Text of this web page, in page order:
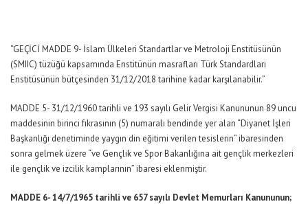
“GEÇİCİ MADDE 9- İslam Ülkeleri Standartlar ve Metroloji Enstitüsünün
(SMIIC) tüzüğü kapsamında Enstitünün masrafları Türk Standardları
Enstitüsünün bütçesinden 31/12/2018 tarihine kadar karşılanabilir.”
MADDE 5- 31/12/1960 tarihli ve 193 sayılı Gelir Vergisi Kanununun 89 uncu
maddesinin birinci fıkrasının (5) numaralı bendinde yer alan “Diyanet İşleri
Başkanlığı denetiminde yaygın din eğitimi verilen tesislerin” ibaresinden
sonra gelmek üzere “ve Gençlik ve Spor Bakanlığına ait gençlik merkezleri
ile gençlik ve izcilik kamplarının” ibaresi eklenmiştir.
MADDE 6- 14/7/1965 tarihli ve 657 sayılı Devlet Memurları Kanununun;